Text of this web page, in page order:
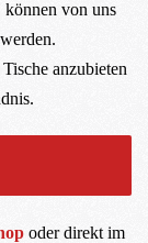
von uns
werden.
anzubieten
oder direkt im